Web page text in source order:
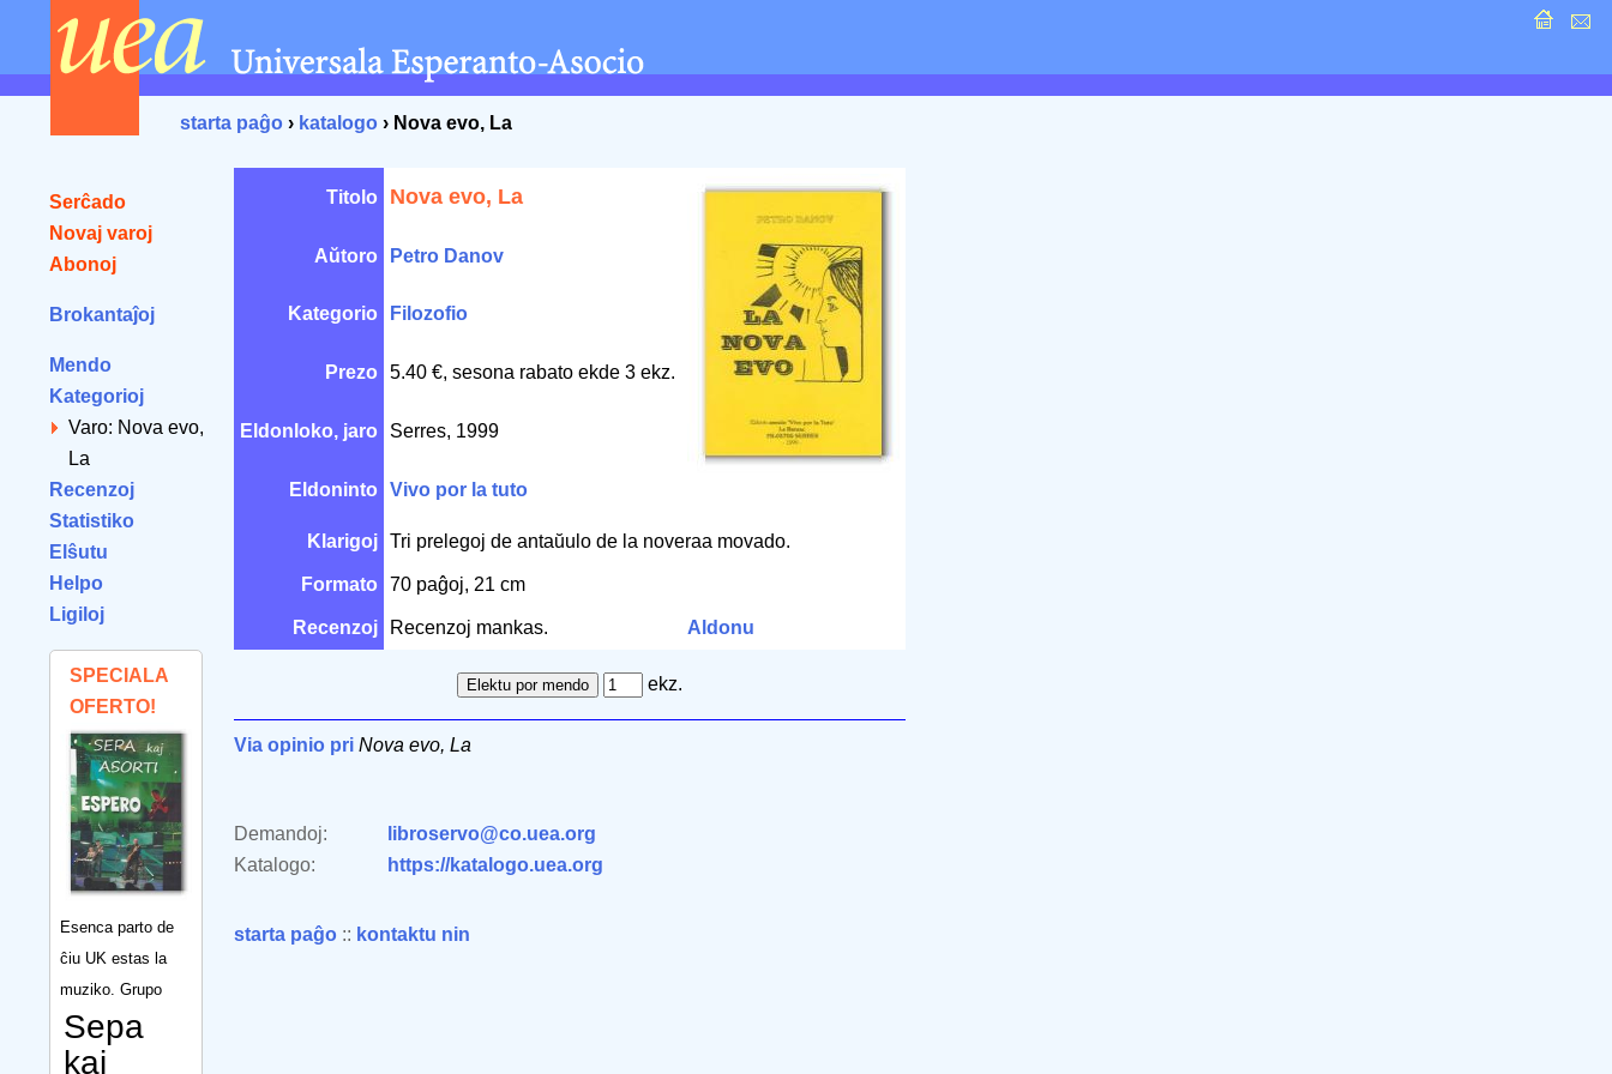
starta paĝo › katalogo › Nova evo, La
Serĉado
Novaj varoj
Abonoj
Brokantaĵoj
Mendo
Kategorioj
Varo: Nova evo,
La
Recenzoj
Statistiko
Elŝutu
Helpo
Ligiloj
SPECIALA
OFERTO!
Esenca parto de
ĉiu UK estas la
muziko. Grupo
Sepa
kaj
Titolo Nova evo, La
Aŭtoro Petro Danov
Kategorio Filozofio
Prezo 5.40 €, sesona rabato ekde 3 ekz.
Eldonloko, jaro Serres, 1999
Eldoninto Vivo por la tuto
Klarigoj Tri prelegoj de antaŭulo de la noveraa movado.
Formato 70 paĝoj, 21 cm
Recenzoj Recenzoj mankas. Aldonu
ekz.
Via opinio pri Nova evo, La
Demandoj:
libroservo@co.uea.org
Katalogo:
https://katalogo.uea.org
starta paĝo :: kontaktu nin